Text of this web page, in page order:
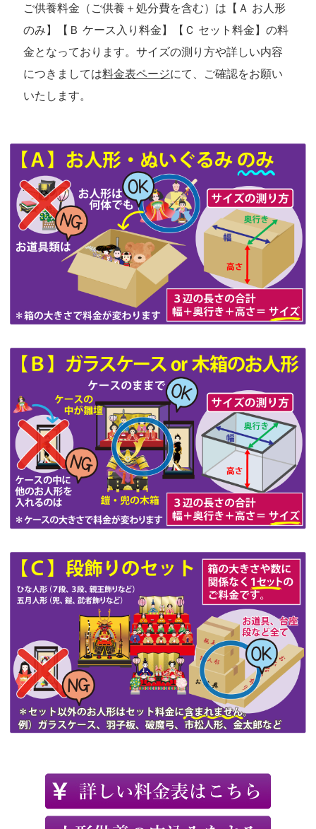
ご供養料金（ご供養＋処分費を含む）は【 Ａ お人形
のみ 】【 Ｂ ケース入り料金 】【 Ｃ セット料金 】の料
金となっております。サイズの測り方や詳しい内容
につきましては料金表ページにて、ご確認をお願い
いたします。